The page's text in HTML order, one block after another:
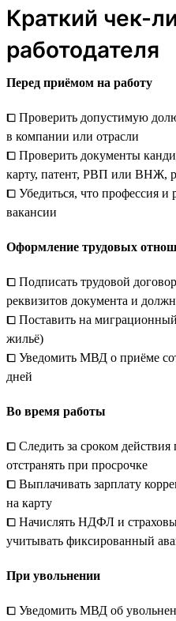
Краткий чек-
работодателя
Перед приёмом на работу
⧠ Проверить допустимую
в компании или отрасли
⧠ Проверить документы
карту, патент, РВП или ВНЖ,
⧠ Убедиться, что профессия и
вакансии
Оформление трудовых
⧠ Подписать трудовой
реквизитов документа и
⧠ Поставить на миграционный
жильё)
⧠ Уведомить МВД о приёме
дней
Во время работы
⧠ Следить за сроком
отстранять при просрочке
⧠ Выплачивать зарплату
на карту
⧠ Начислять НДФЛ и
учитывать фиксированный
При увольнении
⧠ Уведомить МВД об